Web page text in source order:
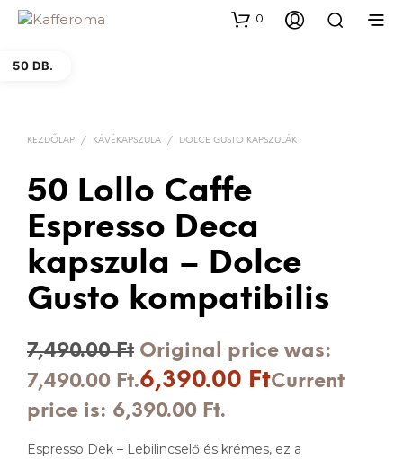
0
50 DB.
KEZDŐLAP / KÁVÉKAPSZULA / DOLCE GUSTO KAPSZULÁK
50 Lollo Caffe
Espresso Deca
kapszula – Dolce
Gusto kompatibilis
7,490.00Ft Original price was:
7,490.00 Ft.6,390.00 FtCurrent
price is: 6,390.00 Ft.
Espresso Dek – Lebilincselő és krémes, ez a